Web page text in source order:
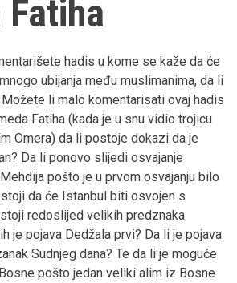
hadis u kome se kaže da će
ubijanja među muslimanima, da li
li malo komentarisati ovaj hadis
Fatiha (kada je u snu vidio trojicu
Omera) da li postoje dokazi da je
Da li ponovo slijedi osvajanje
pošto je u prvom osvajanju bilo
da će Istanbul biti osvojen s
redoslijed velikih predznaka
je pojava Dedžala prvi? Da li je pojava
Sudnjeg dana? Te da li je moguće
pošto jedan veliki alim iz Bosne